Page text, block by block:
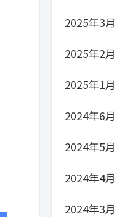
2025年3月
2025年2月
2025年1月
2024年6月
2024年5月
2024年4月
2024年3月